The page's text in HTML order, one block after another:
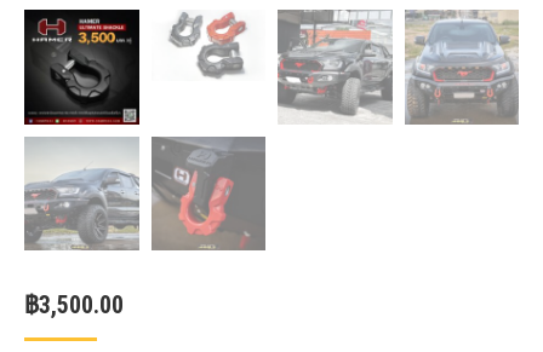
฿3,500.00